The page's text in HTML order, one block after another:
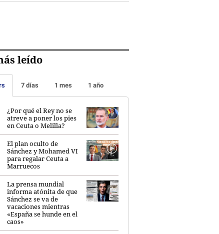
leído
7 días 1 mes 1 año
¿Por qué el Rey no se
atreve a poner los pies
en Ceuta o Melilla?
El plan oculto de
Sánchez y Mohamed VI
para regalar Ceuta a
Marruecos
La prensa mundial
informa atónita de que
Sánchez se va de
vacaciones mientras
«España se hunde en el
caos»